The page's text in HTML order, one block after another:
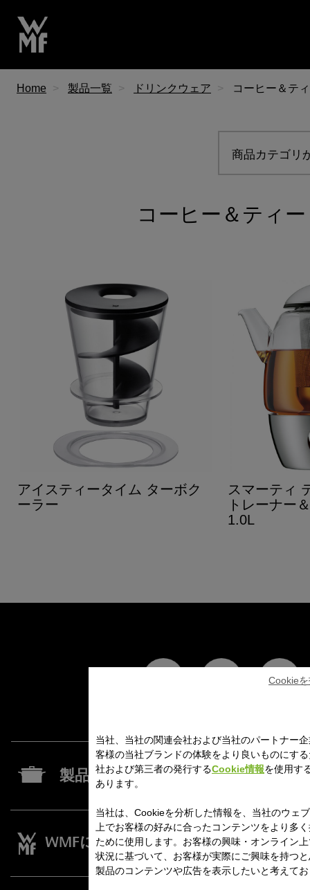
Home 製品一覧 ドリンクウェア コーヒー＆テ
商品カテゴリ
コーヒー＆ティー
アイスティータイム ターボク
ーラー
スマーティ
トレーナー
1.0L
製品一覧
WMFについて レシピ
当社、当社の関連会社および当社のパートナー
客様の当社ブランドの体験をより良いものにす
社および第三者の発行するCookie情報を使用す
あります。
当社は、Cookieを分析した情報を、当社のウェ
上でお客様の好みに合ったコンテンツをより多
ために使用します。お客様の興味・オンライン
状況に基づいて、お客様が実際にご興味を持つ
製品のコンテンツや広告を表示したいと考えて
Cookie